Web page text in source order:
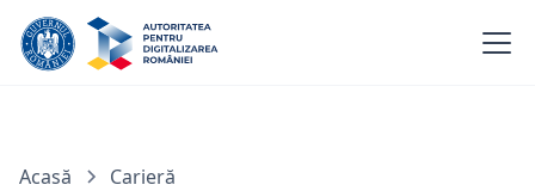
Acasă Carieră